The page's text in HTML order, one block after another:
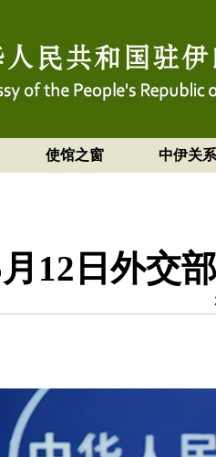
使馆之窗 中伊关系
12日外交